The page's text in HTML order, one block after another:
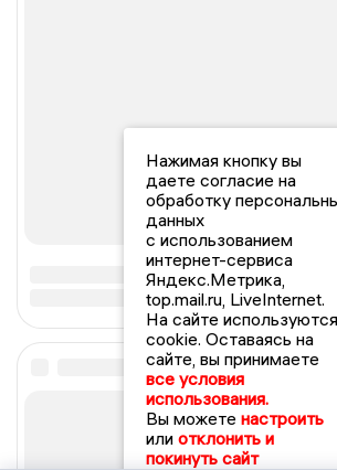
Нажимая кнопку вы
даете согласие на
обработку
данных
с использованием
интернет-сервиса
Яндекс.Метрика,
top.mail.ru, LiveInternet.
На сайте используются
cookie. Оставаясь на
сайте, вы принимаете
все условия
использования.
Вы можете настроить
или отклонить и
покинуть сайт